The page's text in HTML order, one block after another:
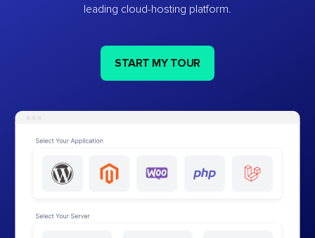
leading cloud-hosting platform.
START MY TOUR